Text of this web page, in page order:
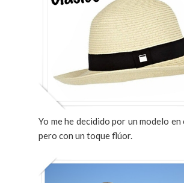
Yo me he decidido por un modelo
pero con un toque flúor.